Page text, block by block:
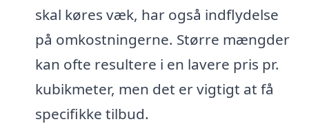
skal køres væk, har også indflydelse
på omkostningerne. Større mængder
kan ofte resultere i en lavere pris pr.
kubikmeter, men det er vigtigt at få
specifikke tilbud.